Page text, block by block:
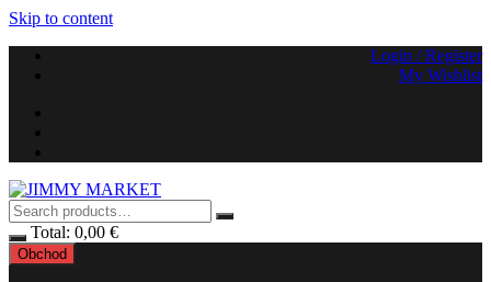
Skip to content
Login / Register
My Wishlist
Total: 0,00 €
Obchod